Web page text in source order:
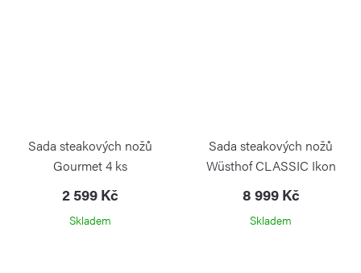
Sada steakových nožů
Gourmet 4 ks
2 599 Kč
Skladem
Sada steakových nožů
Wüsthof CLASSIC Ikon
Creme, 4 ks
8 999 Kč
Skladem